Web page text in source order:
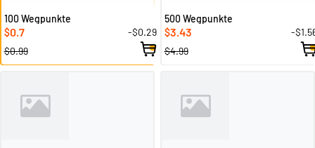
100 Wegpunkte
$0.7
-$0.29
$0.99
500 Wegpunkte
$3.43
-
$4.99